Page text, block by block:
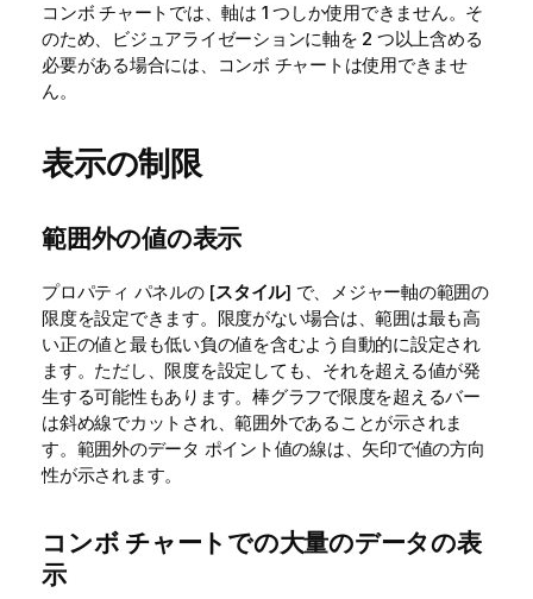
コンボ チャートでは、軸は 1 つしか使用できません。そ
のため、
ビジュアライゼーションに軸を 2 つ以上含める
必要がある場合には、コンボ チャートは使用できませ
ん。
表示の制限
範囲外の値の表示
プロパティ パネルの [スタイル] で、メジャー軸の範囲の
限度を設定できます。限度がない場合は、範囲は最も高
い正の値と最も低い負の値を含むよう自動的に設定され
ます。ただし、限度を設定しても、それを超える値が発
生する可能性もあります。棒グラフで限度を超えるバー
は斜め線でカットされ、範囲外であることが示されま
す。範囲外のデータ ポイント値の線は、矢印で値の方向
性が示されます。
コンボ チャートでの大量のデータの表
示